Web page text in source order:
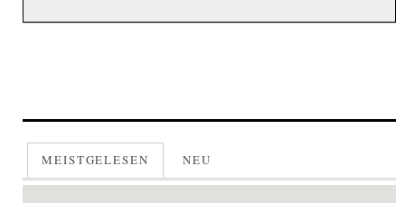
MEISTGELESEN NEU